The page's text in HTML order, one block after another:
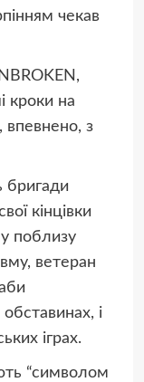
чекав
кроки на
впевнено, з
кінцівки
поблизу
ветеран
і
іграх.
“символом